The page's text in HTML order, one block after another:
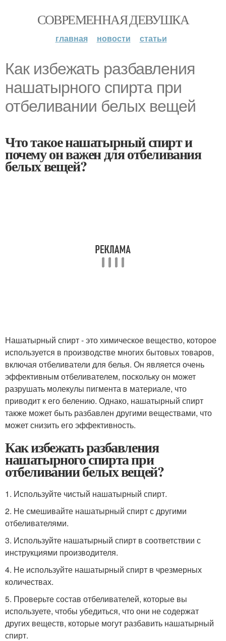
СОВРЕМЕННАЯ ДЕВУШКА
главная новости статьи
Как избежать разбавления
нашатырного спирта при
отбеливании белых вещей
Что такое нашатырный спирт и
почему он важен для отбеливания
белых вещей?
Нашатырный спирт - это химическое вещество, которое
используется в производстве многих бытовых товаров,
включая отбеливатели для белья. Он является очень
эффективным отбеливателем, поскольку он может
разрушать молекулы пигмента в материале, что
приводит к его белению. Однако, нашатырный спирт
также может быть разбавлен другими веществами, что
может снизить его эффективность.
Как избежать разбавления
нашатырного спирта при
отбеливании белых вещей?
1. Используйте чистый нашатырный спирт.
2. Не смешивайте нашатырный спирт с другими
отбеливателями.
3. Используйте нашатырный спирт в соответствии с
инструкциями производителя.
4. Не используйте нашатырный спирт в чрезмерных
количествах.
5. Проверьте состав отбеливателей, которые вы
используете, чтобы убедиться, что они не содержат
других веществ, которые могут разбавить нашатырный
спирт.